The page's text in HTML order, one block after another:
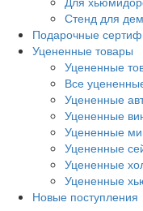
Стенд для
Подарочные
Уцененные товары
Уцененные
Все
Уцененные
Уцененные
Уцененные
Уцененные
Уцененные
Уцененные
Новые поступления